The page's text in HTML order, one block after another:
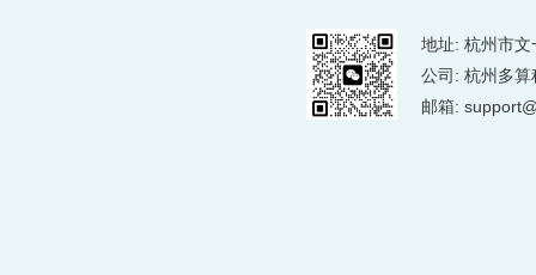
地址: 杭州市
公司: 杭州多
邮箱: